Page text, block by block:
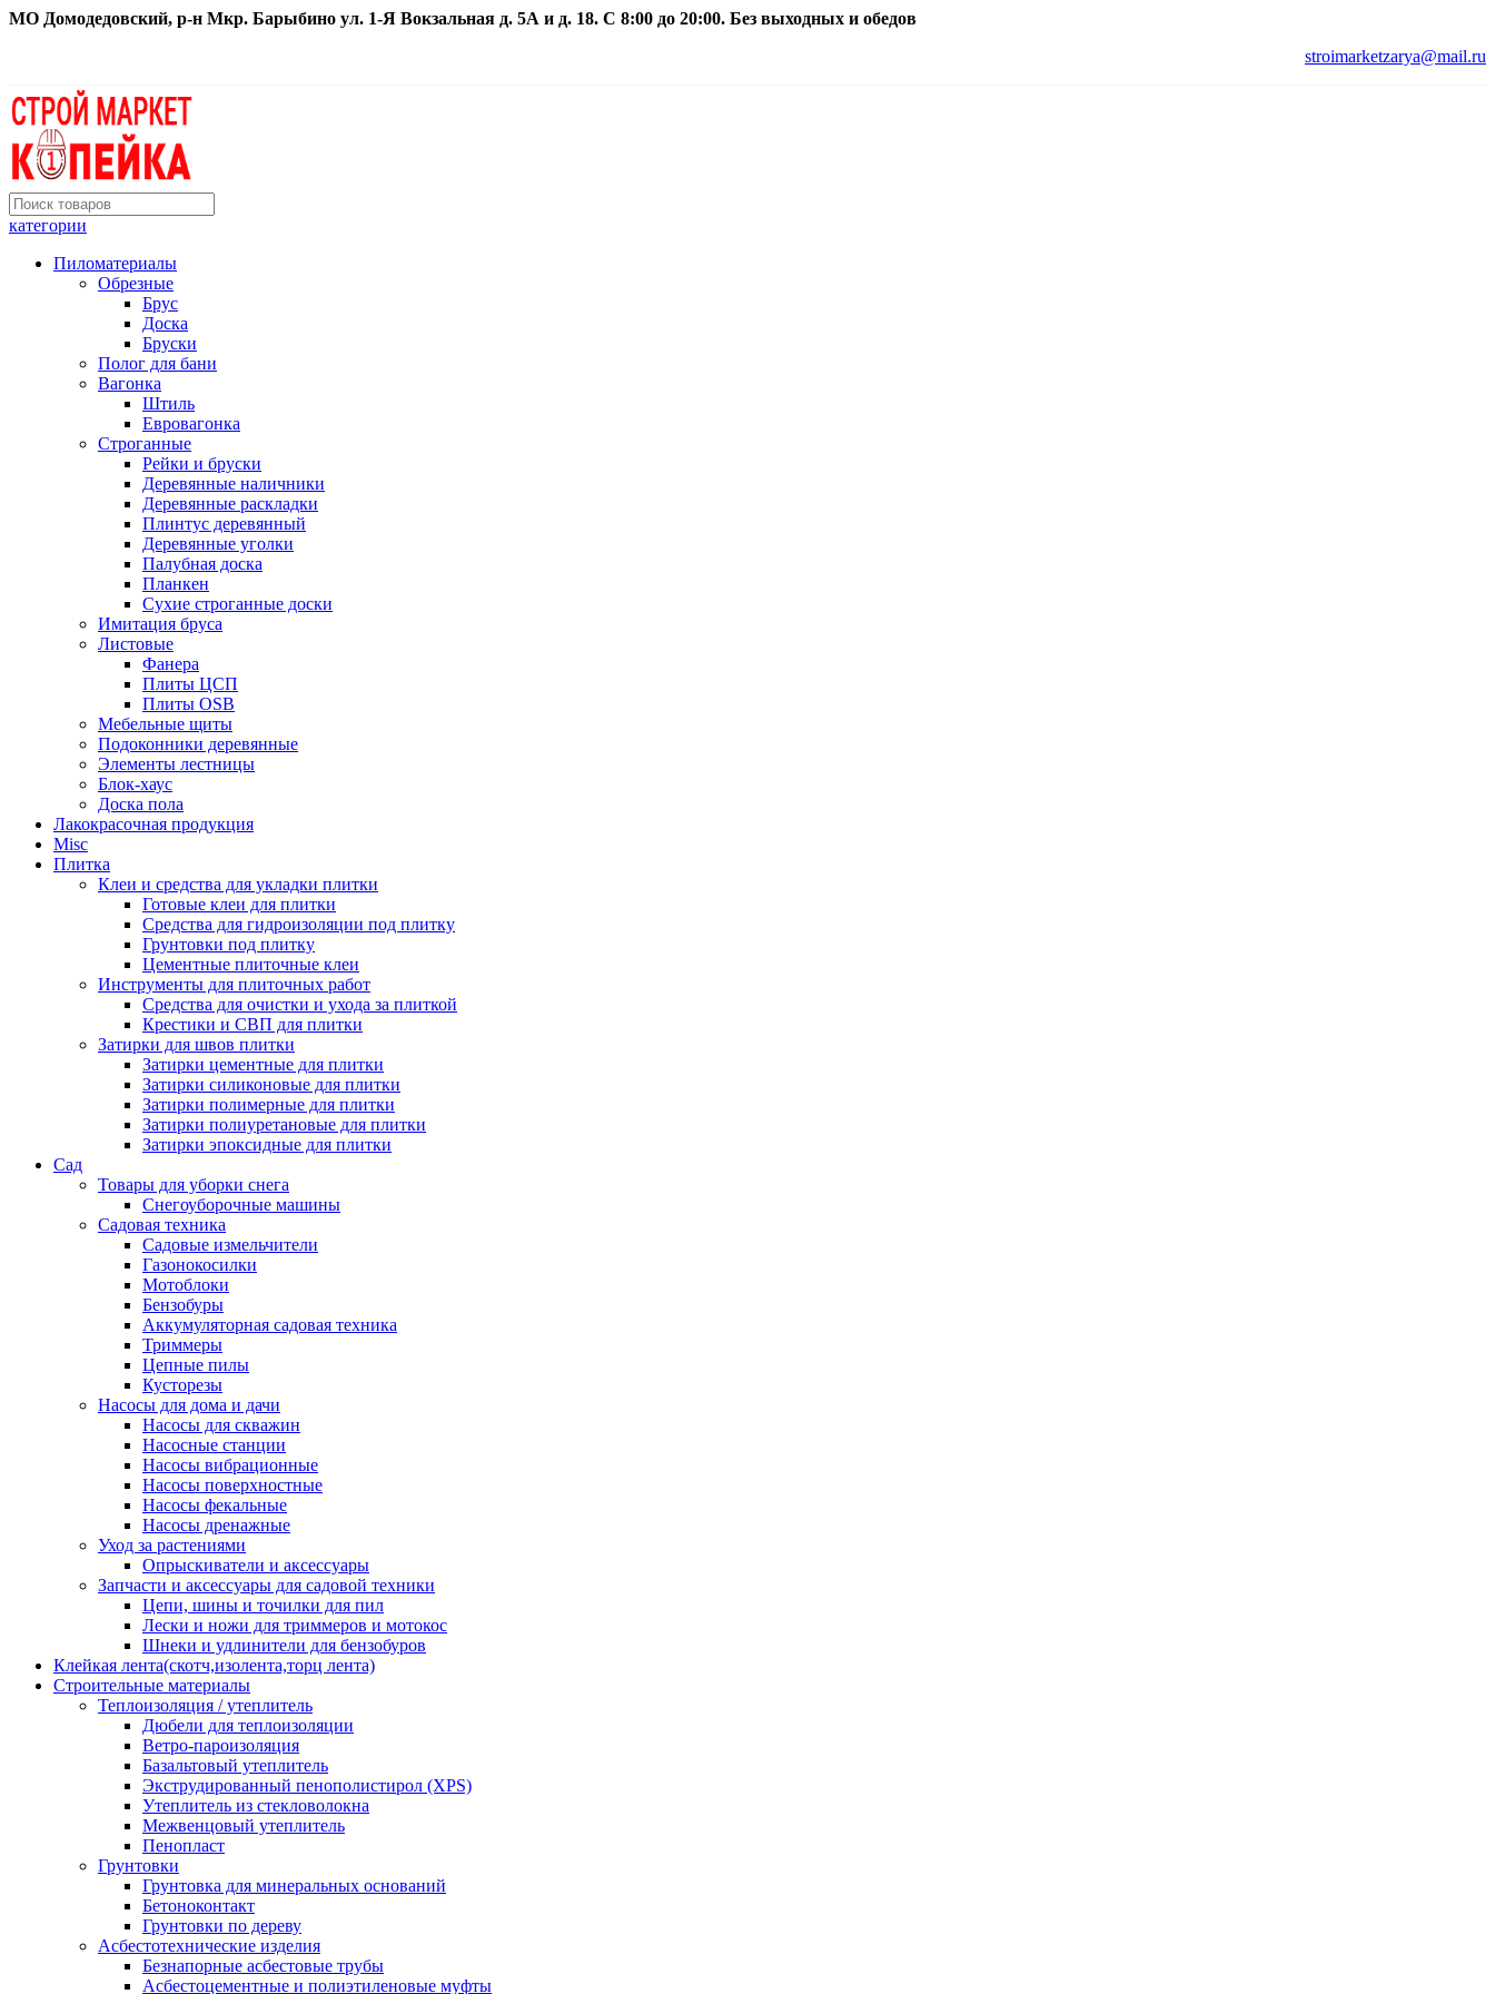
МО Домодедовский, р-н Мкр. Барыбино ул. 1-Я Вокзальная д. 5А и д. 18. С 8:00 до 20:00. Без выходных и обедов
stroimarketzarya@mail.ru
категории
Пиломатериалы
Обрезные
Брус
Доска
Бруски
Полог для бани
Вагонка
Штиль
Евровагонка
Строганные
Рейки и бруски
Деревянные наличники
Деревянные раскладки
Плинтус деревянный
Деревянные уголки
Палубная доска
Планкен
Сухие строганные доски
Имитация бруса
Листовые
Фанера
Плиты ЦСП
Плиты OSB
Мебельные щиты
Подоконники деревянные
Элементы лестницы
Блок-хаус
Доска пола
Лакокрасочная продукция
Misc
Плитка
Клеи и средства для укладки плитки
Готовые клеи для плитки
Средства для гидроизоляции под плитку
Грунтовки под плитку
Цементные плиточные клеи
Инструменты для плиточных работ
Средства для очистки и ухода за плиткой
Крестики и СВП для плитки
Затирки для швов плитки
Затирки цементные для плитки
Затирки силиконовые для плитки
Затирки полимерные для плитки
Затирки полиуретановые для плитки
Затирки эпоксидные для плитки
Сад
Товары для уборки снега
Снегоуборочные машины
Садовая техника
Садовые измельчители
Газонокосилки
Мотоблоки
Бензобуры
Аккумуляторная садовая техника
Триммеры
Цепные пилы
Кусторезы
Насосы для дома и дачи
Насосы для скважин
Насосные станции
Насосы вибрационные
Насосы поверхностные
Насосы фекальные
Насосы дренажные
Уход за растениями
Опрыскиватели и аксессуары
Запчасти и аксессуары для садовой техники
Цепи, шины и точилки для пил
Лески и ножи для триммеров и мотокос
Шнеки и удлинители для бензобуров
Клейкая лента(скотч,изолента,торц лента)
Строительные материалы
Теплоизоляция / утеплитель
Дюбели для теплоизоляции
Ветро-пароизоляция
Базальтовый утеплитель
Экструдированный пенополистирол (XPS)
Утеплитель из стекловолокна
Межвенцовый утеплитель
Пенопласт
Грунтовки
Грунтовка для минеральных оснований
Бетоноконтакт
Грунтовки по дереву
Асбестотехнические изделия
Безнапорные асбестовые трубы
Асбестоцементные и полиэтиленовые муфты